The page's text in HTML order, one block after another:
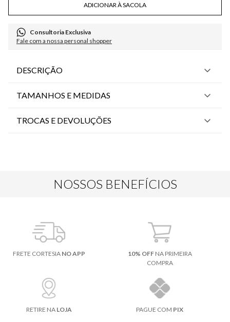
ADICIONAR À SACOLA
Consultoria Exclusiva
Fale com a nossa personal shopper
DESCRIÇÃO
TAMANHOS E MEDIDAS
TROCAS E DEVOLUÇÕES
NOSSOS BENEFÍCIOS
FRETE CORTESIA NO APP 10% OFFNA PRIMEIRA
COMPRA
RETIRE NA LOJA PAGUE COM PIX